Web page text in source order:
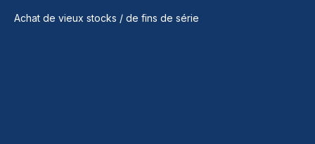
Achat de vieux stocks / de fins de série